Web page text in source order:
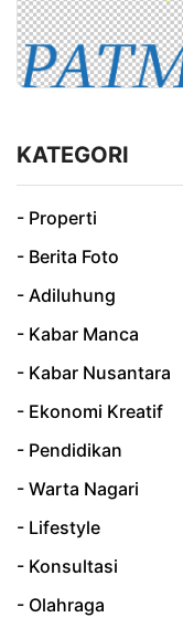
KATEGORI
- Properti
- Berita Foto
- Adiluhung
- Kabar Manca
- Kabar Nusantara
- Ekonomi Kreatif
- Pendidikan
- Warta Nagari
- Lifestyle
- Konsultasi
- Olahraga